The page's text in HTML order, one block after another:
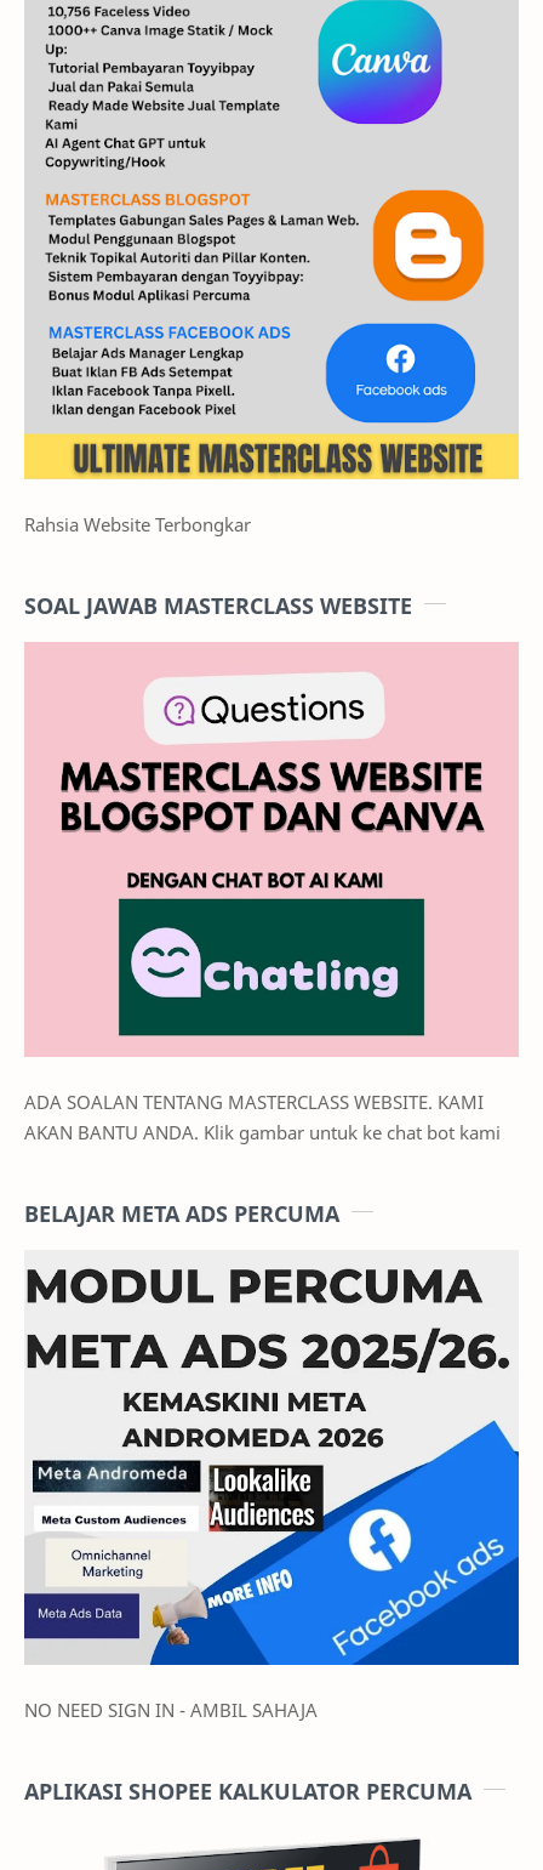
Rahsia Website Terbongkar
SOAL JAWAB MASTERCLASS WEBSITE
ADA SOALAN TENTANG MASTERCLASS WEBSITE. KAMI
AKAN BANTU ANDA. Klik gambar untuk ke chat bot kami
BELAJAR META ADS PERCUMA
NO NEED SIGN IN - AMBIL SAHAJA
APLIKASI SHOPEE KALKULATOR PERCUMA